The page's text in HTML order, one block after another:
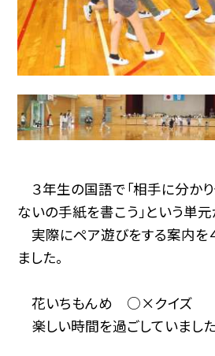
３年生の国語で「相手に分かり
ないの手紙を書こう」という単元
実際にペア遊びをする案内を
ました。
花いちもんめ ○×クイズ
楽しい時間を過ごしていました